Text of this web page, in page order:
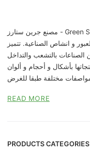
مصنع جرين ستارز - Green Stars من افضل مصانع السلوتيب و مواد
و انشاص الصناعية. تتميز
الصناعات بالتشعب والتداخل
بأشكال و أحجام و ألوان
READ MORE
PRODUCTS CATEGORIES